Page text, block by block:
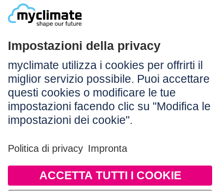
Legale:
Colophon
Avvertenza
CG
Protezione dei dati
Accessibilità